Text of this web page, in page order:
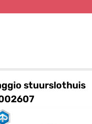
stuurslothuis